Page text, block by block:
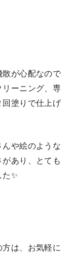
が心配なので
リーニング、専
回塗りで仕上げ
や絵のような
あり、とても
✨
は、お気軽に